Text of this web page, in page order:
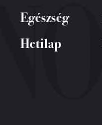
Egészség
Hetilap